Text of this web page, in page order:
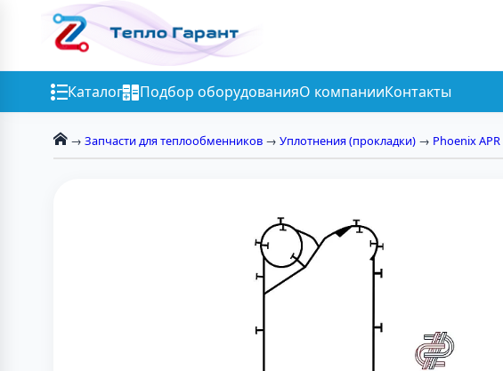
Каталог Подбор оборудованияО компанииКонтакты
→ Запчасти для теплообменников → Уплотнения (прокладки) → Phoenix APR